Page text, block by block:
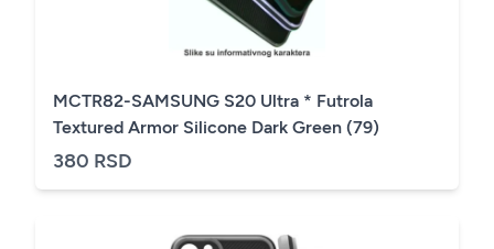
MCTR82-SAMSUNG S20 Ultra * Futrola
Textured Armor Silicone Dark Green (79)
380 RSD